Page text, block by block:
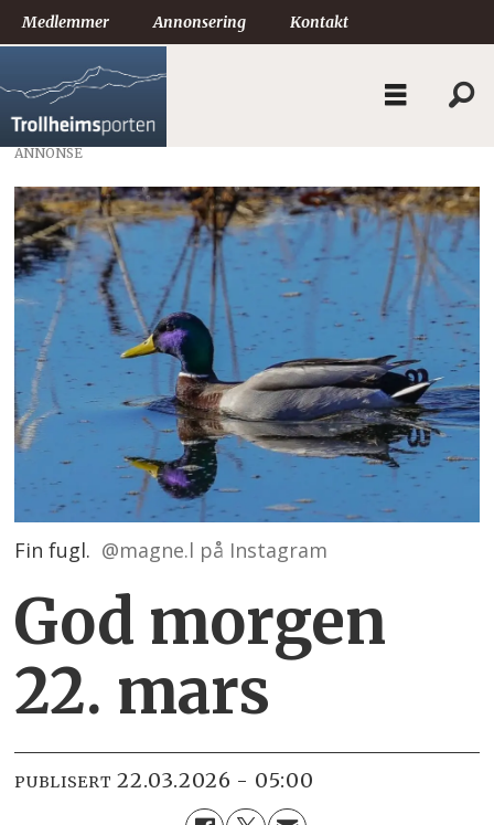
Medlemmer Annonsering Kontakt
ANNONSE
Fin fugl. @magne.l på Instagram
God morgen
22. mars
PUBLISERT 22.03.2026 - 05:00